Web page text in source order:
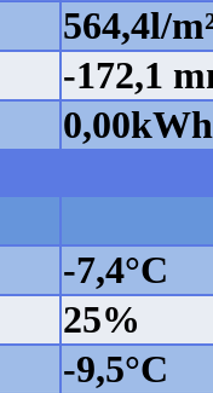
564,4l/
-172,1
0,00kWh
-7,4°C
25%
-9,5°C